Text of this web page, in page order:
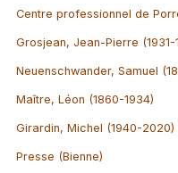
Centre professionnel de
Grosjean, Jean-Pierre (1931-
Neuenschwander, Samuel
Maître, Léon (1860-1934)
Girardin, Michel (1940-2020)
Presse (Bienne)